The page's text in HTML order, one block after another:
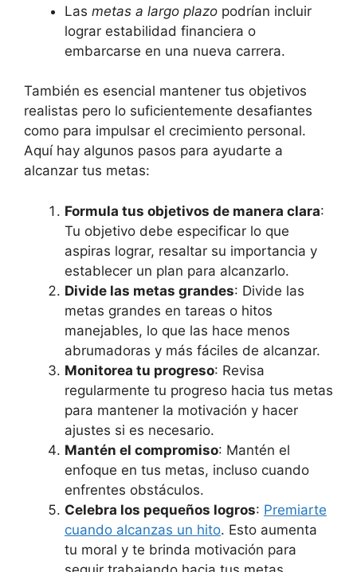
Las metas a largo plazo podrían incluir
lograr estabilidad financiera o
embarcarse en una nueva carrera.
También es esencial mantener tus objetivos
realistas pero lo suficientemente desafiantes
como para impulsar el crecimiento personal.
Aquí hay algunos pasos para ayudarte a
alcanzar tus metas:
Formula tus objetivos de manera clara:
Tu objetivo debe especificar lo que
aspiras lograr, resaltar su importancia y
establecer un plan para alcanzarlo.
Divide las metas grandes: Divide las
metas grandes en tareas o hitos
manejables, lo que las hace menos
abrumadoras y más fáciles de alcanzar.
Monitorea tu progreso: Revisa
regularmente tu progreso hacia tus metas
para mantener la motivación y hacer
ajustes si es necesario.
Mantén el compromiso: Mantén el
enfoque en tus metas, incluso cuando
enfrentes obstáculos.
Celebra los pequeños logros: Premiarte
cuando alcanzas un hito. Esto aumenta
tu moral y te brinda motivación para